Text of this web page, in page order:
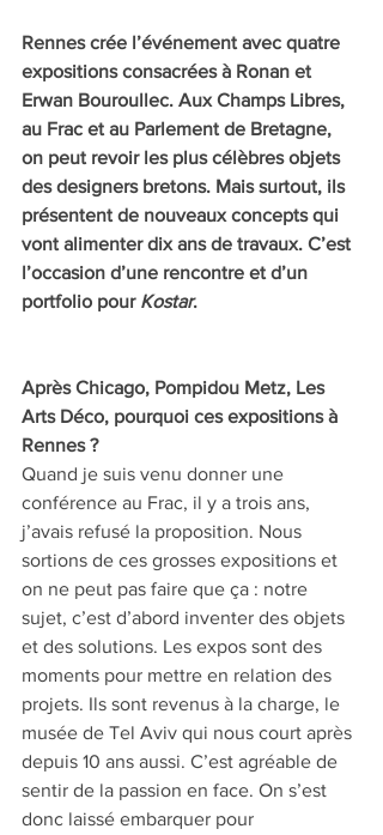
Rennes crée l’événement avec quatre
expositions consacrées à Ronan et
Erwan Bouroullec. Aux Champs Libres,
au Frac et au Parlement de Bretagne,
on peut revoir les plus célèbres objets
des designers bretons. Mais surtout, ils
présentent de nouveaux concepts qui
vont alimenter dix ans de travaux. C’est
l’occasion d’une rencontre et d’un
portfolio pour Kostar.
Après Chicago, Pompidou Metz, Les
Arts Déco, pourquoi ces expositions à
Rennes ?
Quand je suis venu donner une
conférence au Frac, il y a trois ans,
j’avais refusé la proposition. Nous
sortions de ces grosses expositions et
on ne peut pas faire que ça : notre
sujet, c’est d’abord inventer des objets
et des solutions. Les expos sont des
moments pour mettre en relation des
projets. Ils sont revenus à la charge, le
musée de Tel Aviv qui nous court après
depuis 10 ans aussi. C’est agréable de
sentir de la passion en face. On s’est
donc laissé embarquer pour